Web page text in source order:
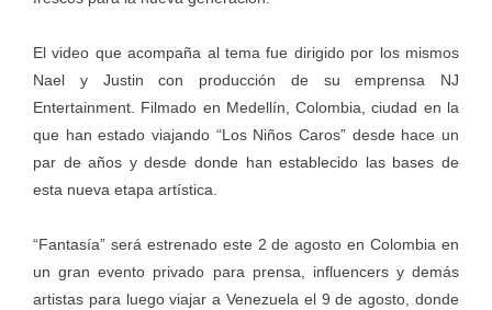
El video que acompaña al tema fue dirigido por los mismos
Nael y Justin con producción de su emprensa NJ
Entertainment. Filmado en Medellín, Colombia, ciudad en la
que han estado viajando “Los Niños Caros” desde hace un
par de años y desde donde han establecido las bases de
esta nueva etapa artística.
“Fantasía” será estrenado este 2 de agosto en Colombia en
un gran evento privado para prensa, influencers y demás
artistas para luego viajar a Venezuela el 9 de agosto, donde